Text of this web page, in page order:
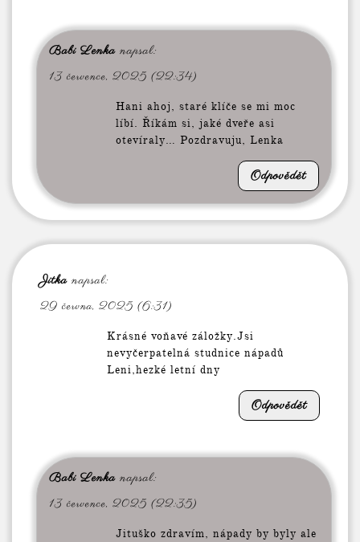
Babi Lenka napsal:
13 července, 2025 (22:34)
Hani ahoj, staré klíče se mi moc
líbí. Říkám si, jaké dveře asi
otevíraly… Pozdravuju, Lenka
Odpovědět
Jitka napsal:
29 června, 2025 (6:31)
Krásné voňavé záložky.Jsi
nevyčerpatelná studnice nápadů
Leni,hezké letní dny
Odpovědět
Babi Lenka napsal:
13 července, 2025 (22:35)
Jituško zdravím, nápady by byly ale